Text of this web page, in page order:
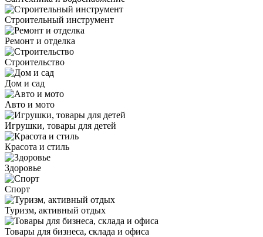
Строительный инструмент
Ремонт и отделка
Строительство
Дом и сад
Авто и мото
Игрушки, товары для детей
Красота и стиль
Здоровье
Спорт
Туризм, активный отдых
Товары для бизнеса, склада и офиса